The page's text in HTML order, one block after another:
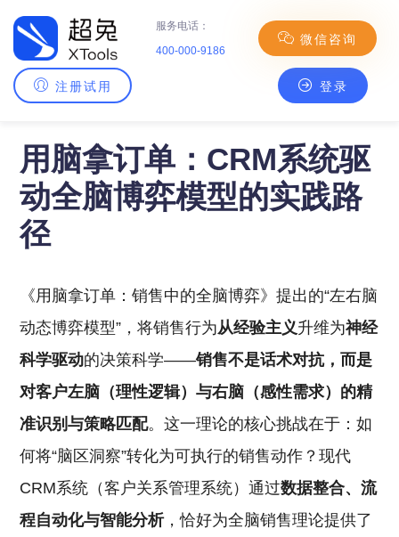
服务电话：
400-000-9186
微信咨询
注册试用 登录
主页>超兔理念> 用脑拿订单：CRM系统驱动全脑博弈模型的实践路径
用脑拿订单：CRM系统驱
动全脑博弈模型的实践路
径
《用脑拿订单：销售中的全脑博弈》提出的“左右脑
动态博弈模型”，将销售行为从经验主义升维为神经
科学驱动的决策科学——销售不是话术对抗，而是
对客户左脑（理性逻辑）与右脑（感性需求）的精
准识别与策略匹配。这一理论的核心挑战在于：如
何将“脑区洞察”转化为可执行的销售动作？现代
CRM系统（客户关系管理系统）通过数据整合、流
程自动化与智能分析，恰好为全脑销售理论提供了